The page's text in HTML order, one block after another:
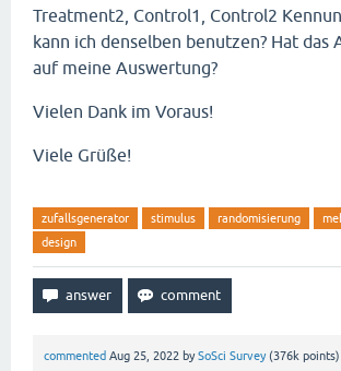
Treatment2, Control1, Control2
kann ich denselben benutzen? Hat das
auf meine Auswertung?
Vielen Dank im Voraus!
Viele Grüße!
zufallsgenerator stimulus randomisierung
design
commented Aug 25, 2022 bySoSci Survey (376k points)